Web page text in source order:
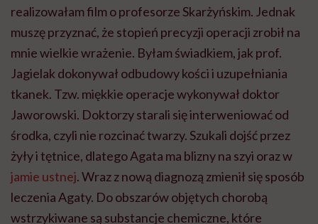
realizowałam film o profesorze Skarżyńskim. Jednak
muszę przyznać, że stopień precyzji operacji zrobił na
mnie wielkie wrażenie. Byłam świadkiem, jak prof.
Jagielak dokonywał odbudowy kości i uzupełniania
tkanek. Tzw. miękkie operacje wykonywał doktor
Jaworowski. Doktorzy starali się interweniować od
środka, czyli nie rozcinać twarzy. Szukali dojść przez
żyły i tętnice, dlatego Agata ma blizny na szyi oraz w
jamie ustnej. Wraz z nową diagnozą zmienił się sposób
leczenia Agaty. Do obszarów objętych chorobą
wstrzykiwane są substancje chemiczne, które